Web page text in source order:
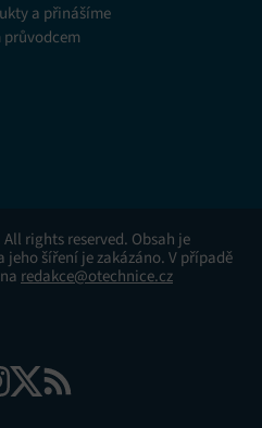
a přinášíme
průvodcem
rights reserved. Obsah je
jeho šíření je zakázáno. V případě
redakce@otechnice.cz